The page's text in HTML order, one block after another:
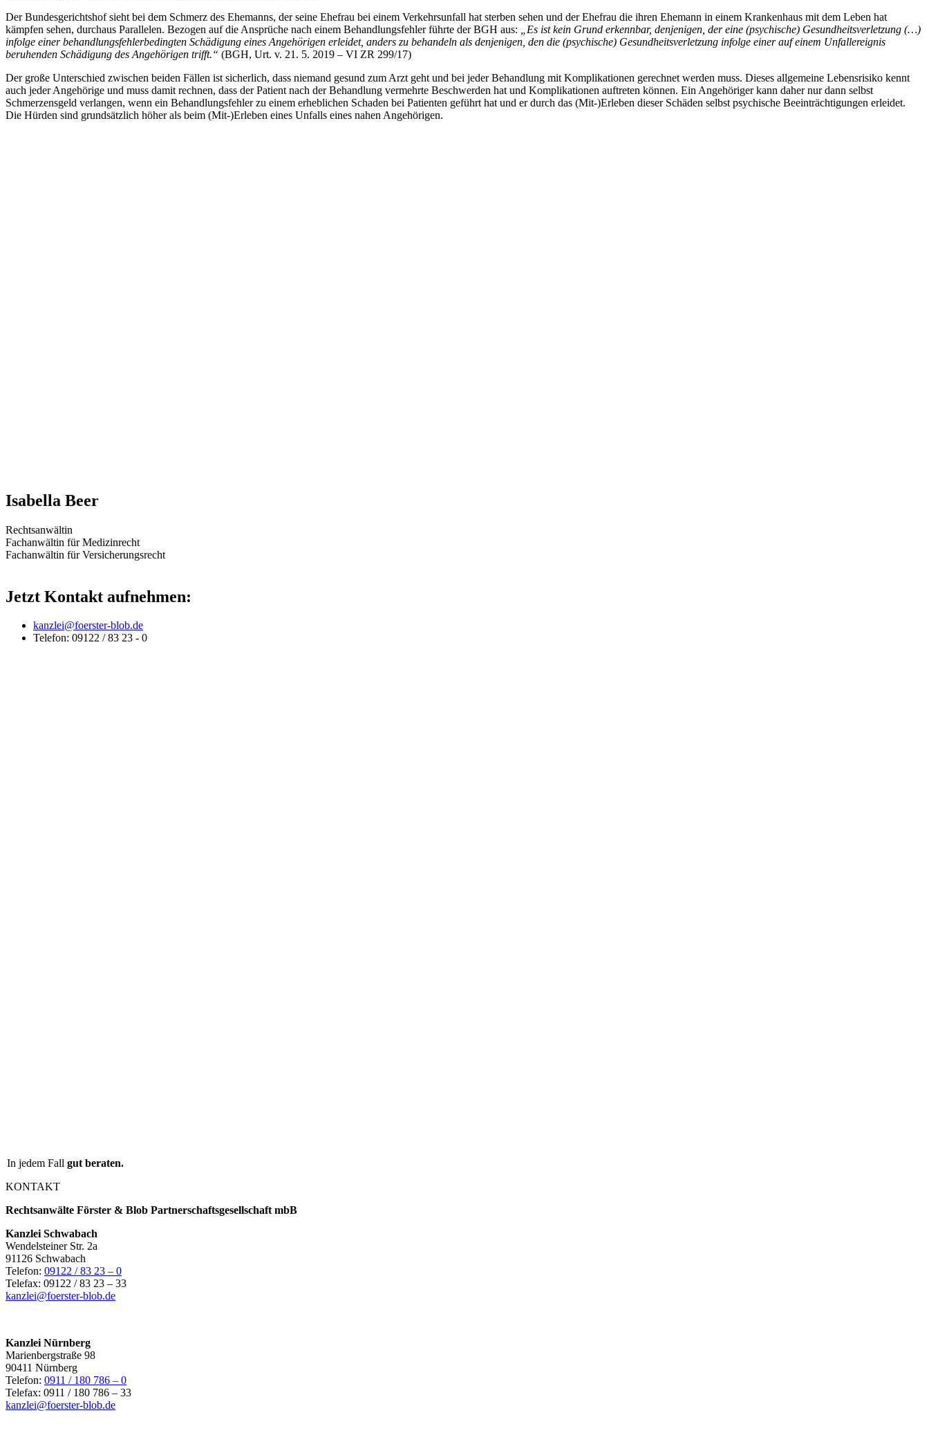
Der Bundesgerichtshof sieht bei dem Schmerz des Ehemanns, der seine Ehefrau bei einem Verkehrsunfall hat sterben sehen und der Ehefrau die ihren Ehemann in einem Krankenhaus mit dem Leben hat
kämpfen sehen, durchaus Parallelen. Bezogen auf die Ansprüche nach einem Behandlungsfehler führte der BGH aus:
„Es ist kein Grund erkennbar, denjenigen, der eine (psychische) Gesundheitsverletzung (…)
infolge einer behandlungsfehlerbedingten Schädigung eines Angehörigen erleidet, anders zu behandeln als denjenigen, den die (psychische) Gesundheitsverletzung infolge einer auf einem Unfallereignis
beruhenden Schädigung des Angehörigen trifft.“ (BGH, Urt. v. 21. 5. 2019 – VI ZR 299/17)
Der große Unterschied zwischen beiden Fällen ist sicherlich, dass niemand gesund zum Arzt geht und bei jeder Behandlung mit Komplikationen gerechnet werden muss. Dieses allgemeine Lebensrisiko kennt
auch jeder Angehörige und muss damit rechnen, dass der Patient nach der Behandlung vermehrte Beschwerden hat und Komplikationen auftreten können. Ein Angehöriger kann daher nur dann selbst
Schmerzensgeld verlangen, wenn ein Behandlungsfehler zu einem erheblichen Schaden bei Patienten geführt hat und er durch das (Mit-)Erleben dieser Schäden selbst psychische Beeinträchtigungen erleidet.
Die Hürden sind grundsätzlich höher als beim (Mit-)Erleben eines Unfalls eines nahen Angehörigen.
Isabella Beer
Rechtsanwältin
Fachanwältin für Medizinrecht
Fachanwältin für Versicherungsrecht
Jetzt Kontakt aufnehmen:
kanzlei@foerster-blob.de
Telefon: 09122 / 83 23 - 0
In jedem Fall gut beraten.
KONTAKT
Rechtsanwälte Förster & Blob Partnerschaftsgesellschaft mbB
Kanzlei Schwabach
Wendelsteiner Str. 2a
91126 Schwabach
Telefon: 09122 / 83 23 – 0
Telefax: 09122 / 83 23 – 33
kanzlei@foerster-blob.de
Kanzlei Nürnberg
Marienbergstraße 98
90411 Nürnberg
Telefon: 0911 / 180 786 – 0
Telefax: 0911 / 180 786 – 33
kanzlei@foerster-blob.de